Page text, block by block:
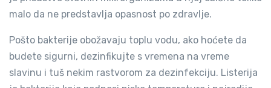
malo da ne predstavlja opasnost po zdravlje.
Pošto bakterije obožavaju toplu vodu, ako hoćete da
budete sigurni, dezinfikujte s vremena na vreme
slavinu i tuš nekim rastvorom za dezinfekciju. Listerija